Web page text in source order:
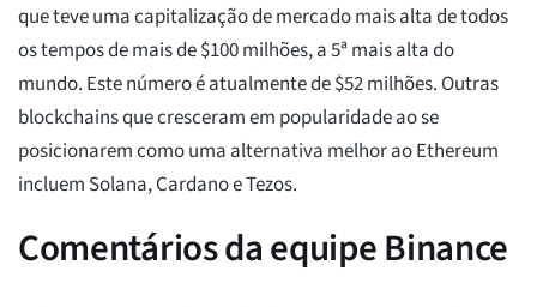
que teve uma capitalização de mercado mais alta de todos
os tempos de mais de $100 milhões, a 5ª mais alta do
mundo. Este número é atualmente de $52 milhões. Outras
blockchains que cresceram em popularidade ao se
posicionarem como uma alternativa melhor ao Ethereum
incluem Solana, Cardano e Tezos.
Comentários da equipe Binance